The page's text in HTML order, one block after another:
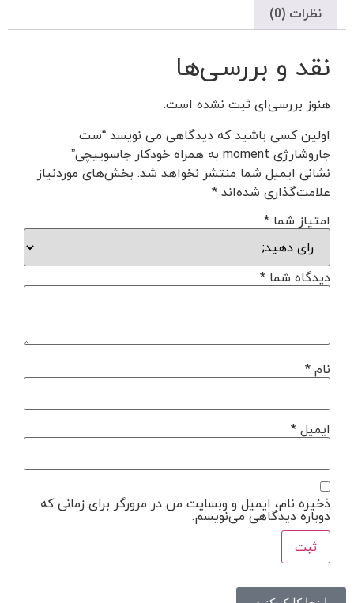
نظرات (0)
نقد و بررسی‌ها
هنوز بررسی‌ای ثبت نشده است.
اولین کسی باشید که دیدگاهی می نویسد “ست
جاروشارژی moment به همراه خودکار جاسوییچی”
نشانی ایمیل شما منتشر نخواهد شد. بخش‌های موردنیاز
علامت‌گذاری شده‌اند*
امتیاز شما *
دیدگاه شما *
نام*
ایمیل*
ذخیره نام، ایمیل و وبسایت من در مرورگر برای زمانی که
دوباره دیدگاهی می‌نویسم.